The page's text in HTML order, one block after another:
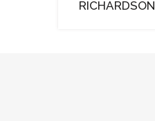
RICHARDSON